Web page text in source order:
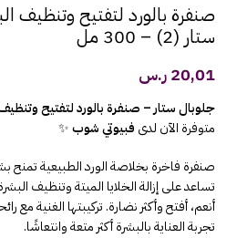
صنفرة بالورد لتفتيح وتنظيف
ستار (2) – 300 مل
20,01ر.س
جلوبال ستار – صنفرة بالورد لتفتيح وتنظيف
متوفرة الآن لدى فبيوتي شوب✨
صنفرة فاخرة بخلاصة الورد الطبيعية تمنح
تساعد على إزالة الخلايا الميتة وتنظيف
أنعم، أفتح وأكثر نضارة. تركيبتها الغنية مع
تجربة العناية بالبشرة أكثر متعة وانتعاشًا.